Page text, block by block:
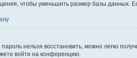
чтобы уменьшить размер базы данных.
пароль нельзя восстановить, можно легко
войти на конференцию.